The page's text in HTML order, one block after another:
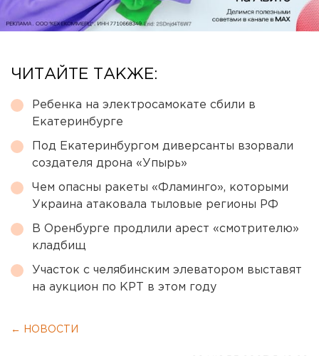
ЧИТАЙТЕ ТАКЖЕ:
Ребенка на электросамокате сбили в
Екатеринбурге
Под Екатеринбургом диверсанты взорвали
создателя дрона «Упырь»
Чем опасны ракеты «Фламинго», которыми
Украина атаковала тыловые регионы РФ
В Оренбурге продлили арест «смотрителю»
кладбищ
Участок с челябинским элеватором выставят
на аукцион по КРТ в этом году
← НОВОСТИ